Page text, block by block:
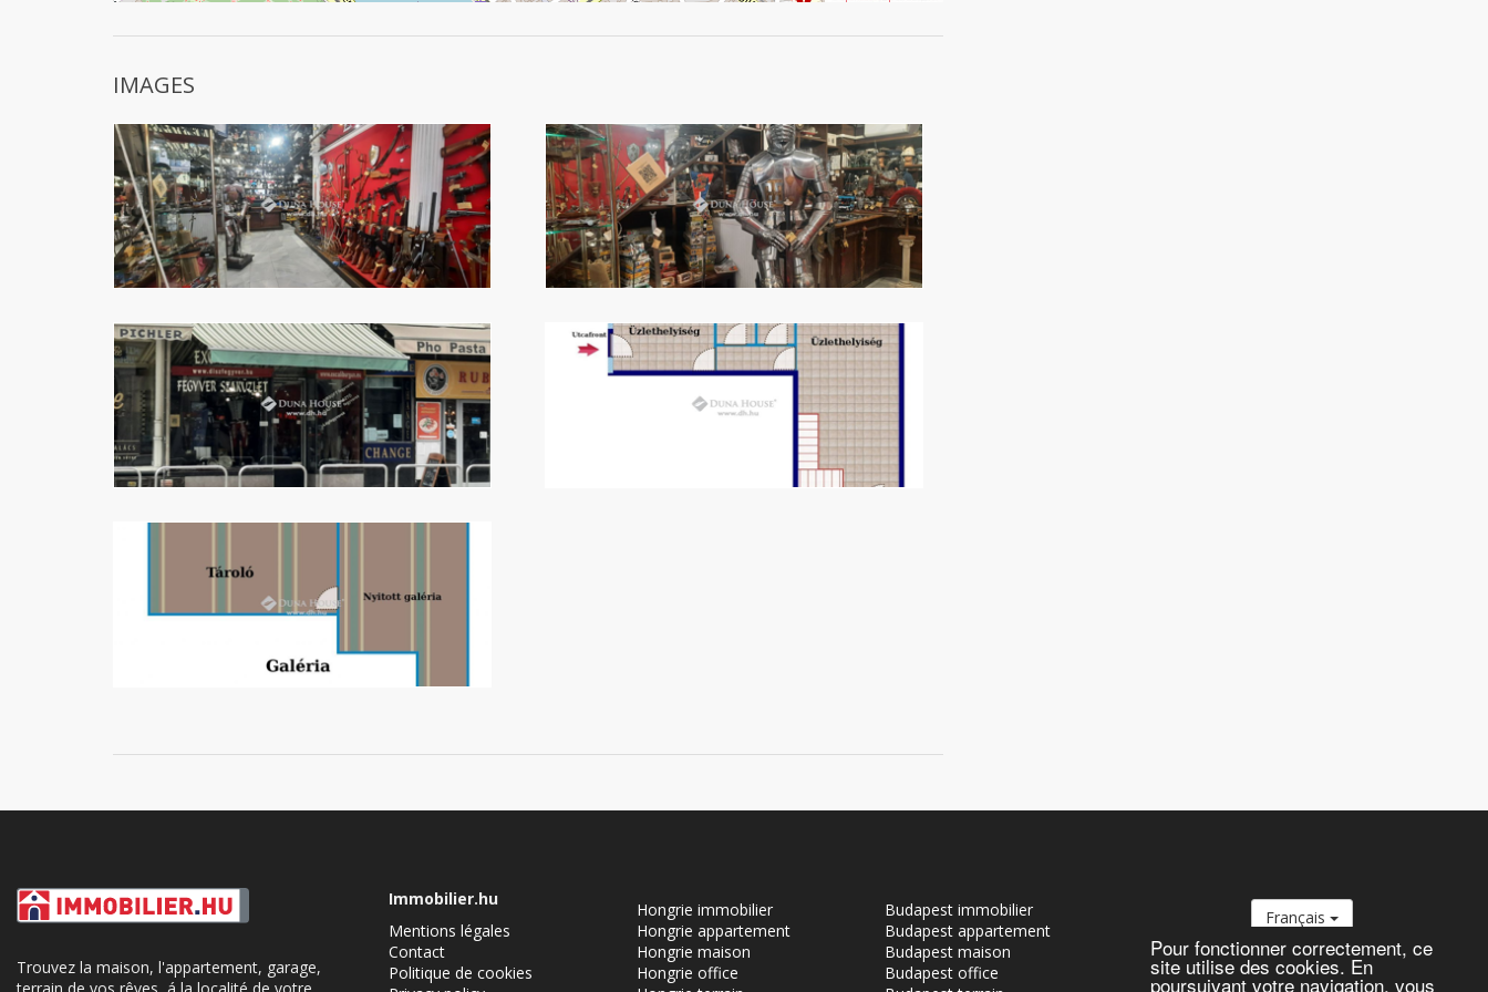
Pour fonctionner correctement, ce
site utilise des cookies. En
poursuivant votre navigation, vous
IMAGES
Trouvez la maison, l'appartement, garage,
Immobilier.hu
Mentions légales
Contact
Politique de cookies
Hongrie immobilier
Hongrie appartement
Hongrie maison
Hongrie office
Budapest immobilier
Budapest appartement
Budapest maison
Budapest office
Français